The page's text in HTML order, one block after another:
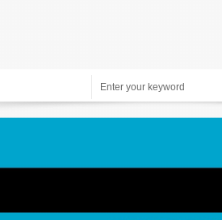
Periodismo de proximidad en 12tv.es